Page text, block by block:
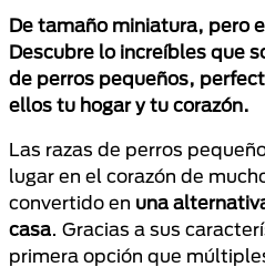
De tamaño miniatura, pero
Descubre lo increíbles que
de perros pequeños,
ellos tu hogar y tu corazón.
Las razas de perros
lugar en el corazón de
convertido en una
casa. Gracias a sus
primera opción que